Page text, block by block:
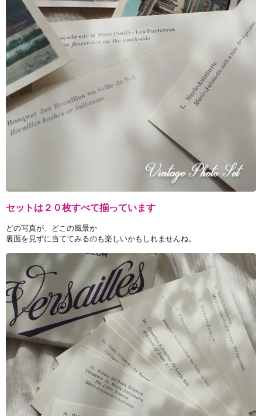
セットは２０枚すべて揃っています
どの写真が、どこの風景か
裏面を見ずに当ててみるのも楽しいかもしれませんね。